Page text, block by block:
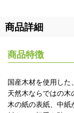
商品詳細
商品特徴
国産木材を使用した
天然木ならではの木
木の紙の表紙、中紙